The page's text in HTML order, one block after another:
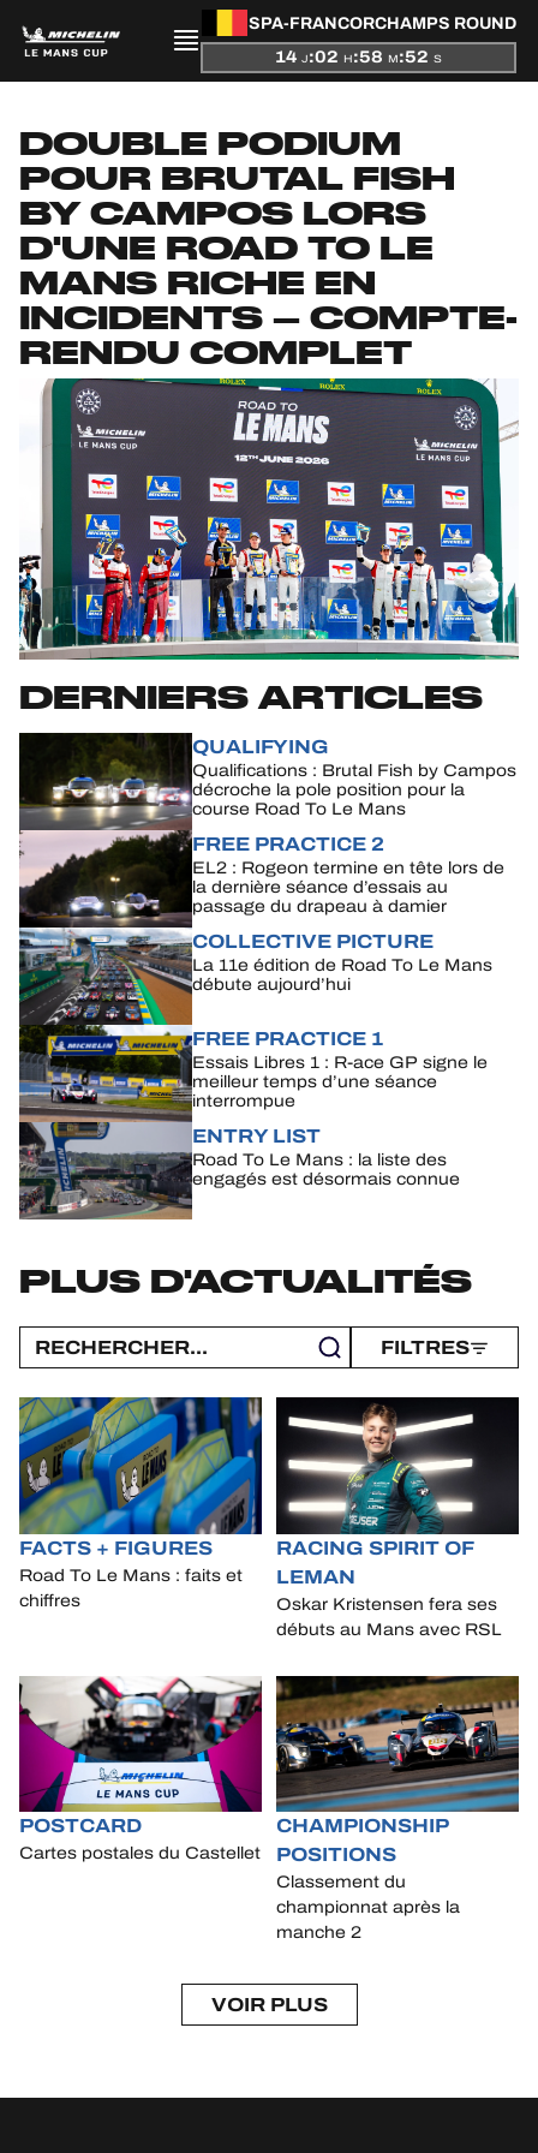
SPA-FRANCORCHAMPS ROUND
14 J:02 H:58 M:52 S
ACTUALITÉS
SAISON
CLASSEMENTS
RÉSULTATS
PARTICIPANTS
JEU OFFICIEL
HOSPITALITÉS
BILLETTERIE
24H LEMANS
FIAWEC
ELMS
MLMC
ALMS
DOUBLE PODIUM
POUR BRUTAL FISH
BY CAMPOS LORS
D'UNE ROAD TO LE
MANS RICHE EN
INCIDENTS – COMPTE-
RENDU COMPLET
DERNIERS ARTICLES
QUALIFYING
Qualifications : Brutal Fish by Campos
décroche la pole position pour la
course Road To Le Mans
FREE PRACTICE 2
EL2 : Rogeon termine en tête lors de
la dernière séance d’essais au
passage du drapeau à damier
COLLECTIVE PICTURE
La 11e édition de Road To Le Mans
débute aujourd’hui
FREE PRACTICE 1
Essais Libres 1 : R-ace GP signe le
meilleur temps d’une séance
interrompue
ENTRY LIST
Road To Le Mans : la liste des
engagés est désormais connue
PLUS D'ACTUALITÉS
FILTRES
FACTS + FIGURES
Road To Le Mans : faits et
chiffres
RACING SPIRIT OF
LEMAN
Oskar Kristensen fera ses
débuts au Mans avec RSL
POSTCARD
Cartes postales du Castellet
CHAMPIONSHIP
POSITIONS
Classement du
championnat après la
manche 2
VOIR PLUS